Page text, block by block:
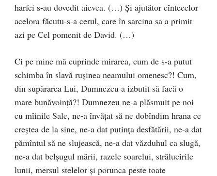
harfei s-au dovedit aievea. (…) Şi ajutător cîntecelor
acelora făcutu-s-a cerul, care în sarcina sa a primit
azi pe Cel pomenit de David. (…)
Ci pe mine mă cuprinde mirarea, cum de s-a putut
schimba în slavă ruşinea neamului omenesc?! Cum,
din supărarea Lui, Dumnezeu a izbutit să facă o
mare bunăvoinţă?! Dumnezeu ne-a plăsmuit pe noi
cu mîinile Sale, ne-a învăţat să ne dobîndim hrana ce
creştea de la sine, ne-a dat putinţa desfătării, ne-a dat
pămîntul să ne slujească, ne-a dat văzduhul ca slugă,
ne-a dat belşugul mării, razele soarelui, strălucirile
lunii, mersul stelelor şi porunca peste toate